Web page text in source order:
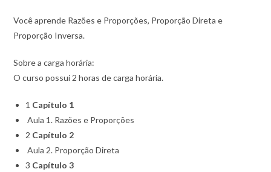
Você aprende Razões e Proporções, Proporção Direta e
Proporção Inversa.
Sobre a carga horária:
O curso possui 2 horas de carga horária.
1 Capítulo 1
Aula 1. Razões e Proporções
2 Capítulo 2
Aula 2. Proporção Direta
3 Capítulo 3